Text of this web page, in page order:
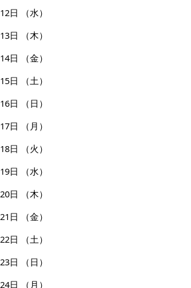
12日
（水）
13日
（木）
14日
（金）
15日
（土）
16日
（日）
17日
（月）
18日
（火）
19日
（水）
20日
（木）
21日
（金）
22日
（土）
23日
（日）
24日
（月）